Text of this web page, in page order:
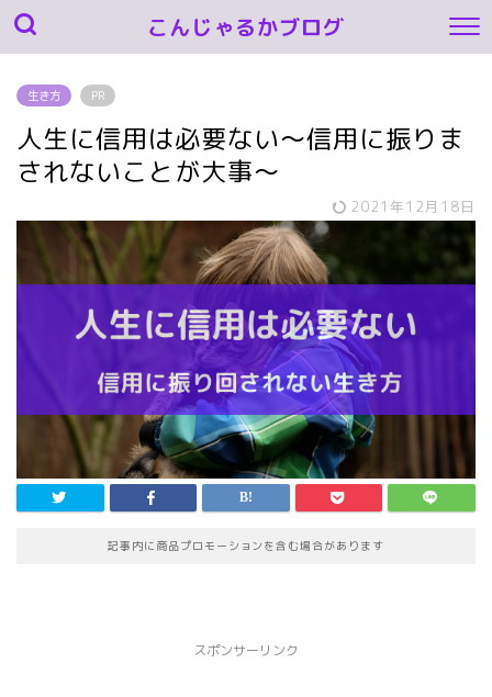
こんじゃるかブログ
生き方 PR
人生に信用は必要ない～信用に振りま
されないことが大事～
2021年12月18日
記事内に商品プロモーションを含む場合があります
スポンサーリンク